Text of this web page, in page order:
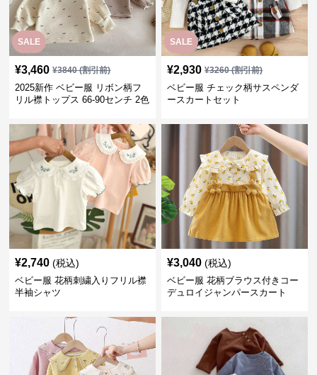
SALE
¥3,460 ¥3840(割引前)
2025新作 ベビー服 リボン柄フ
リル襟トップス 66-90センチ 2色
SALE
¥2,930 ¥3260(割引前)
ベビー服 チェック柄サスペンダ
ースカートセット
¥2,740 (税込)
ベビー服 花柄刺繍入りフリル襟
半袖シャツ
¥3,040 (税込)
ベビー服 花柄ブラウス付きコー
デュロイジャンパースカート